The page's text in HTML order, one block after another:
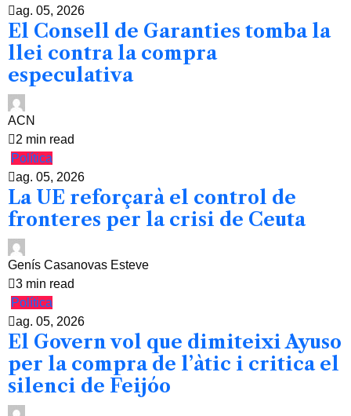
ag. 05, 2026
El Consell de Garanties tomba la
llei contra la compra
especulativa
ACN
2 min read
Política
ag. 05, 2026
La UE reforçarà el control de
fronteres per la crisi de Ceuta
Genís Casanovas Esteve
3 min read
Política
ag. 05, 2026
El Govern vol que dimiteixi Ayuso
per la compra de l’àtic i critica el
silenci de Feijóo